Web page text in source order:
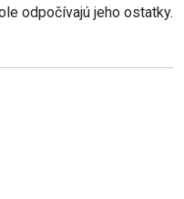
odpočívajú jeho ostatky.